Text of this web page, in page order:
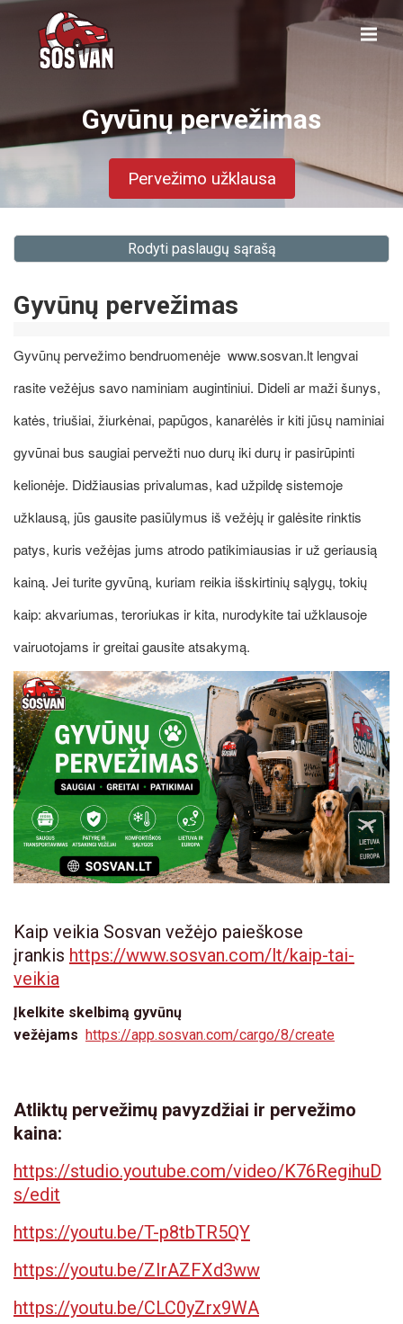
Gyvūnų pervežimas
Pervežimo užklausa
Rodyti paslaugų sąrašą
Gyvūnų pervežimas
Gyvūnų pervežimo bendruomenėje www.sosvan.lt lengvai
rasite vežėjus savo naminiam augintiniui. Dideli ar maži šunys,
katės, triušiai, žiurkėnai, papūgos, kanarėlės ir kiti jūsų naminiai
gyvūnai bus saugiai pervežti nuo durų iki durų ir pasirūpinti
kelionėje. Didžiausias privalumas, kad užpildę sistemoje
užklausą, jūs gausite pasiūlymus iš vežėjų ir galėsite rinktis
patys, kuris vežėjas jums atrodo patikimiausias ir už geriausią
kainą. Jei turite gyvūną, kuriam reikia išskirtinių sąlygų, tokių
kaip: akvariumas, teroriukas ir kita, nurodykite tai užklausoje
vairuotojams ir greitai gausite atsakymą.
Kaip veikia Sosvan vežėjo paieškose
įrankis https://www.sosvan.com/lt/kaip-tai-
veikia
Įkelkite skelbimą gyvūnų
vežėjams https://app.sosvan.com/cargo/8/create
Atliktų pervežimų pavyzdžiai ir pervežimo
kaina:
https://studio.youtube.com/video/K76RegihuD
s/edit
https://youtu.be/T-p8tbTR5QY
https://youtu.be/ZIrAZFXd3ww
https://youtu.be/CLC0yZrx9WA